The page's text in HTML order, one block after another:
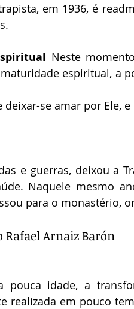
em 1936, é
Neste
espiritual, a
deixar-se amar por Ele,
e guerras, deixou a
Naquele mesmo
para o monastério,
Rafael Arnaiz Barón
pouca idade, a
realizada em pouco